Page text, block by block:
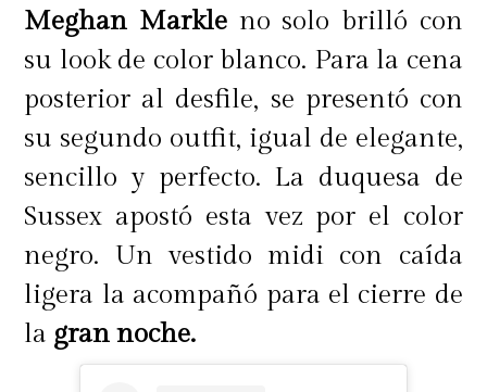
Meghan Markle no solo brilló con
su look de color blanco. Para la cena
posterior al desfile, se presentó con
su segundo outfit, igual de elegante,
sencillo y perfecto. La duquesa de
Sussex apostó esta vez por el color
negro. Un vestido midi con caída
ligera la acompañó para el cierre de
la gran noche.